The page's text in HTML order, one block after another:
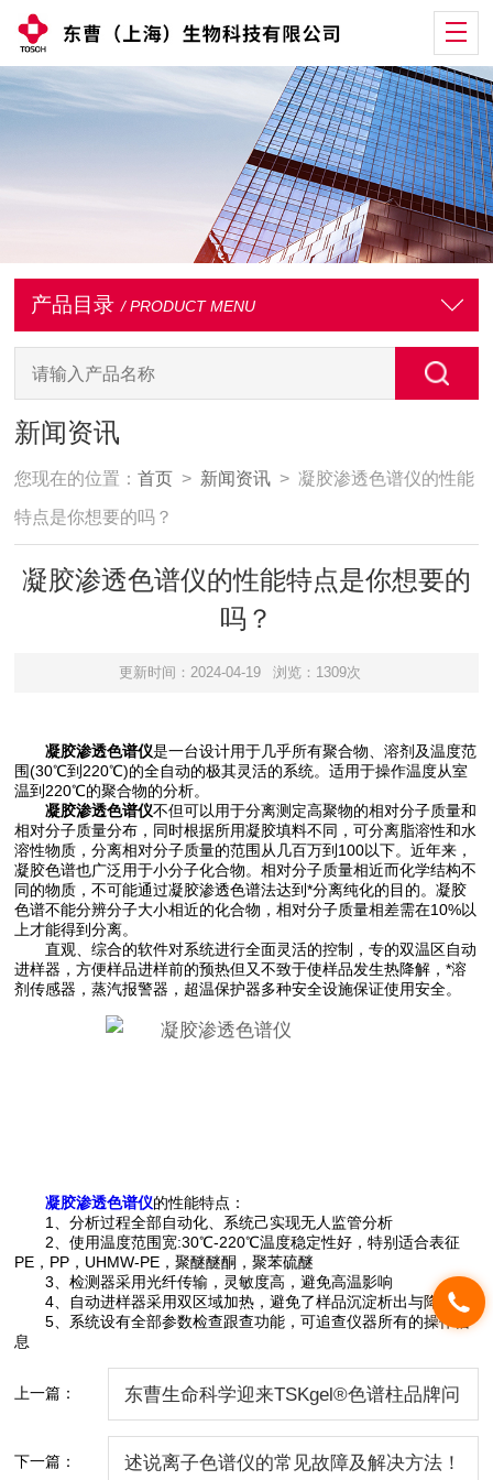
产品目录 / PRODUCT MENU
新闻资讯
您现在的位置：首页 > 新闻资讯 > 凝胶渗透色谱仪的性能
特点是你想要的吗？
凝胶渗透色谱仪的性能特点是你想要的
吗？
更新时间：2024-04-19 浏览：1309次
凝胶渗透色谱仪是一台设计用于几乎所有聚合物、溶剂及温度范
围(30℃到220℃)的全自动的极其灵活的系统。适用于操作温度从室
温到220℃的聚合物的分析。
凝胶渗透色谱仪不但可以用于分离测定高聚物的相对分子质量和
相对分子质量分布，同时根据所用凝胶填料不同，可分离脂溶性和水
溶性物质，分离相对分子质量的范围从几百万到100以下。近年来，
凝胶色谱也广泛用于小分子化合物。相对分子质量相近而化学结构不
同的物质，不可能通过凝胶渗透色谱法达到*分离纯化的目的。凝胶
色谱不能分辨分子大小相近的化合物，相对分子质量相差需在10%以
上才能得到分离。
直观、综合的软件对系统进行全面灵活的控制，专的双温区自动
进样器，方便样品进样前的预热但又不致于使样品发生热降解，*溶
剂传感器，蒸汽报警器，超温保护器多种安全设施保证使用安全。
凝胶渗透色谱仪的性能特点：
1、分析过程全部自动化、系统己实现无人监管分析
2、使用温度范围宽:30℃-220℃温度稳定性好，特别适合表征
PE，PP，UHMW-PE，聚醚醚酮，聚苯硫醚
3、检测器采用光纤传输，灵敏度高，避免高温影响
4、自动进样器采用双区域加热，避免了样品沉淀析出与降解
5、系统设有全部参数检查跟查功能，可追查仪器所有的操作信
息
上一篇： 东曹生命科学迎来TSKgel®色谱柱品牌问
下一篇： 述说离子色谱仪的常见故障及解决方法！